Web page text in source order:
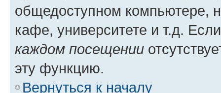
общедоступном компьютере,
кафе, университете и т.д.
каждом посещении
эту функцию.
Вернуться к началу